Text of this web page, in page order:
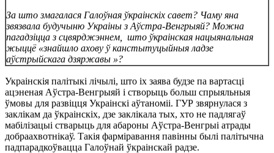
За што змагалася Галоўная ўкраінскіх савет? Чаму яна
звязвала будучыню Украіны з Аўстра-Венгрыяй? Можна
пагадзіцца з сцвярджэннем, што ўкраінская нацыянальная
жыццё «знайшло ахову ў канстытуцыйныя ладзе
аўстрыйскага дзяржавы »?
Украінскія палітыкі лічылі, што іх заява будзе па вартасці
ацэненая Аўстра-Венгрыяй і створыць больш спрыяльныя
ўмовы для развіцця Украінскі аўтаноміі. ГУР звярнулася з
заклікам да ўкраінскіх, дзе заклікала тых, хто не падлягаў
мабілізацыі стварыць для абароны Аўстра-Венгрыі атрады
добраахвотнікаў. Такія фарміравання павінны былі палітычна
падпарадкоўвацца Галоўнай ўкраінскай радзе.